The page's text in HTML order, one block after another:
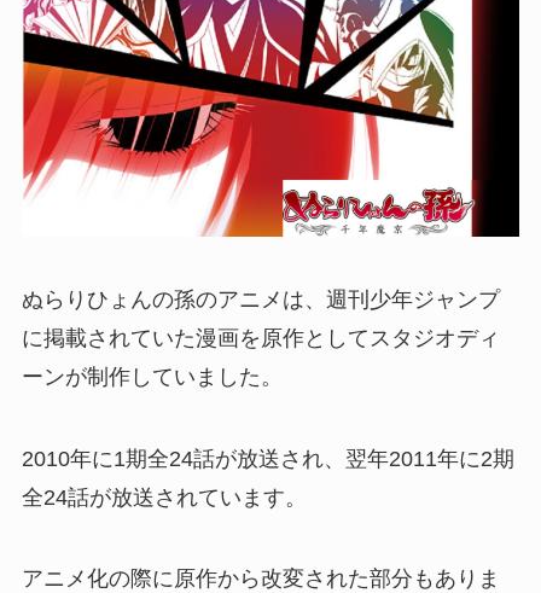
ぬらりひょんの孫のアニメは、週刊少年ジャンプ
に掲載されていた漫画を原作としてスタジオディ
ーンが制作していました。
2010年に1期全24話が放送され、翌年2011年に2期
全24話が放送されています。
アニメ化の際に原作から改変された部分もありま